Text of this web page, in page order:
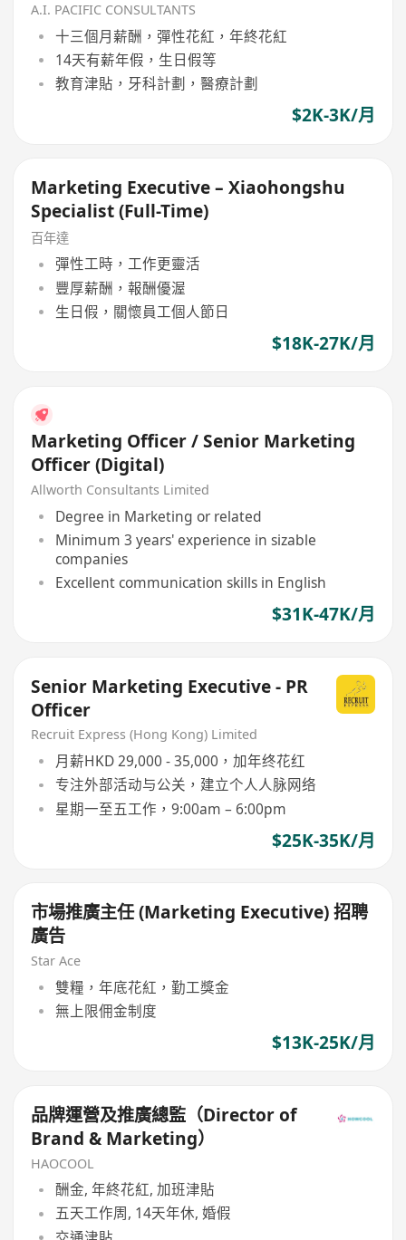
A.I. PACIFIC CONSULTANTS
十三個月薪酬，彈性花紅，年終花紅
14天有薪年假，生日假等
教育津貼，牙科計劃，醫療計劃
$2K-3K/月
Marketing Executive – Xiaohongshu
Specialist (Full-Time)
百年達
彈性工時，工作更靈活
豐厚薪酬，報酬優渥
生日假，關懷員工個人節日
$18K-27K/月
Marketing Officer / Senior Marketing
Officer (Digital)
Allworth Consultants Limited
Degree in Marketing or related
Minimum 3 years' experience in sizable
companies
Excellent communication skills in English
$31K-47K/月
Senior Marketing Executive - PR
Officer
Recruit Express (Hong Kong) Limited
月薪HKD 29,000 - 35,000，加年终花红
专注外部活动与公关，建立个人人脉网络
星期一至五工作，9:00am – 6:00pm
$25K-35K/月
市場推廣主任 (Marketing Executive) 招聘
廣告
Star Ace
雙糧，年底花紅，勤工獎金
無上限佣金制度
$13K-25K/月
品牌運營及推廣總監（Director of
Brand & Marketing）
HAOCOOL
酬金, 年終花紅, 加班津貼
五天工作周, 14天年休, 婚假